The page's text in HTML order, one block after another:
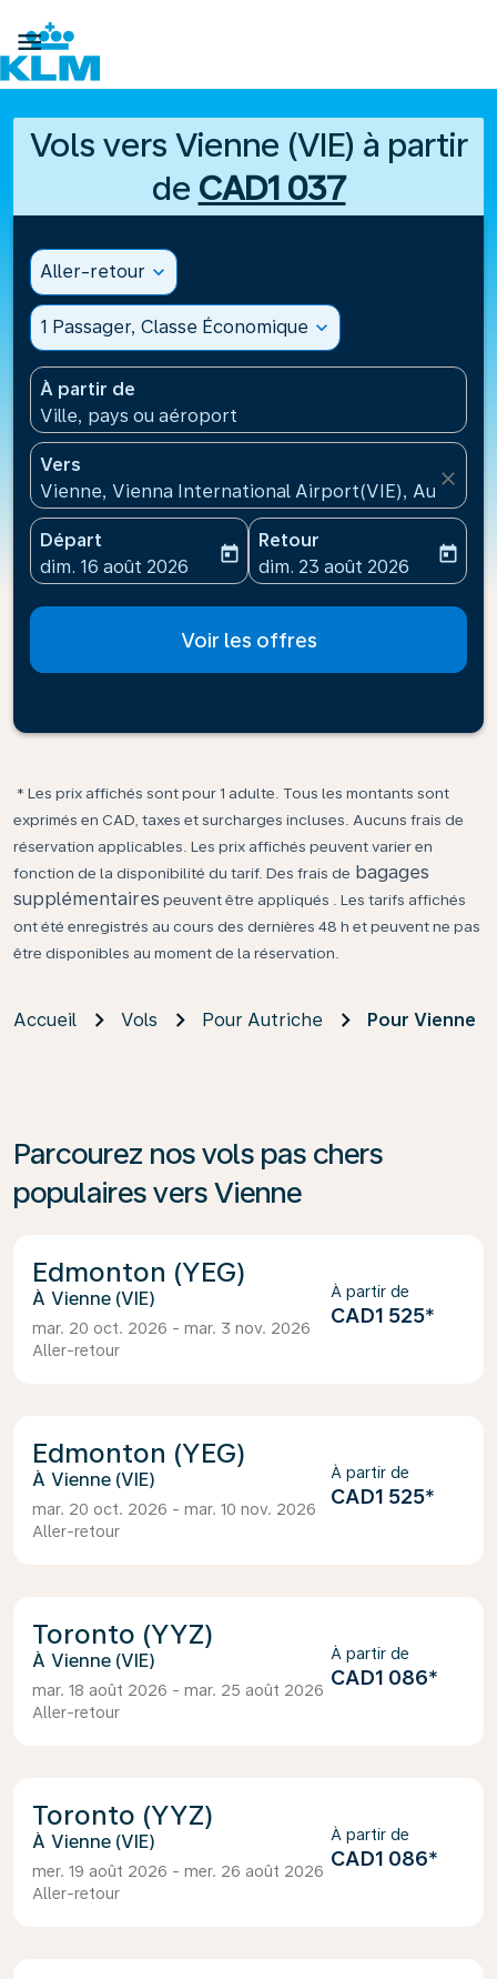

Vols vers Vienne (VIE) à partir
de CAD1 037
Aller-retour expand_more
1 Passager, Classe Économique expand_more
À partir de
Ville, pays ou aéroport
Vers
Vienne, Vienna International Airport(VIE), Autriche
close
Départ
fc-booking-departure-date-aria-label
dim. 16 août 2026
today
Retour
fc-booking-return-date-
dim. 23 août 2026
today
Voir les offres
* Les prix affichés sont pour 1 adulte. Tous les montants sont
exprimés en CAD, taxes et surcharges incluses. Aucuns frais de
réservation applicables. Les prix affichés peuvent varier en
fonction de la disponibilité du tarif. Des frais de bagages
supplémentaires peuvent être appliqués . Les tarifs affichés
ont été enregistrés au cours des dernières 48 h et peuvent ne pas
être disponibles au moment de la réservation.
Accueil Vols Pour Autriche Pour Vienne
Parcourez nos vols pas chers
populaires vers Vienne
Edmonton (YEG)
Vienne (VIE)
mar. 20 oct. 2026 - mar. 3 nov. 2026
Aller-retour
À partir de
CAD1 525*
Edmonton (YEG)
Vienne (VIE)
mar. 20 oct. 2026 - mar. 10 nov. 2026
Aller-retour
À partir de
CAD1 525*
Toronto (YYZ)
Vienne (VIE)
mar. 18 août 2026 - mar. 25 août 2026
Aller-retour
À partir de
CAD1 086*
Toronto (YYZ)
Vienne (VIE)
mer. 19 août 2026 - mer. 26 août 2026
Aller-retour
À partir de
CAD1 086*